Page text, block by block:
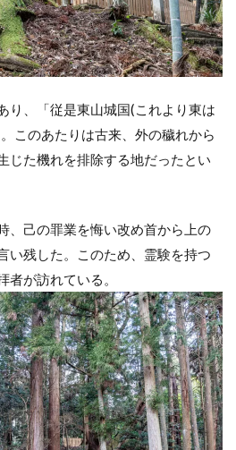
り、「従是東山城国(これより東は
このあたりは古来、外の穢れから
じた機れを排除する地だったとい
、己の罪業を悔い改め首から上の
い残した。このため、霊験を持つ
者が訪れている。